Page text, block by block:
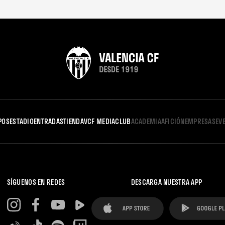
ESTADIOENTRADASTIENDAVCF MEDIACLUBACADEMIAAFICIÓNEMPRESAS
SÍGUENOS EN REDES DESCARGA NUESTRA APP